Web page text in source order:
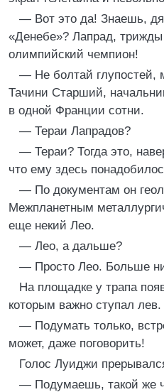
— Вот это да! Знаешь,
«Денебе»? Лапрад,
олимпийский чемпион!
— Не болтай
Тачини Старший,
в одной Франции сотни.
— Тераи Лапрадов?
— Тераи? Тогда это,
что ему здесь
— По документам он
Межпланетным
еще некий Лео.
— Лео, а дальше?
— Просто Лео. Больше
На площадке у трапа
которым важно ступал лев.
— Подумать только,
может, даже поговорить!
Голос Луиджи
— Подумаешь, такой же